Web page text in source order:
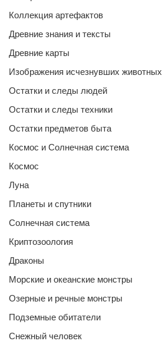
Коллекция артефактов
Древние знания и тексты
Древние карты
Изображения исчезнувших животных
Остатки и следы людей
Остатки и следы техники
Остатки предметов быта
Космос и Солнечная система
Космос
Луна
Планеты и спутники
Солнечная система
Криптозоология
Драконы
Морские и океанские монстры
Озерные и речные монстры
Подземные обитатели
Снежный человек